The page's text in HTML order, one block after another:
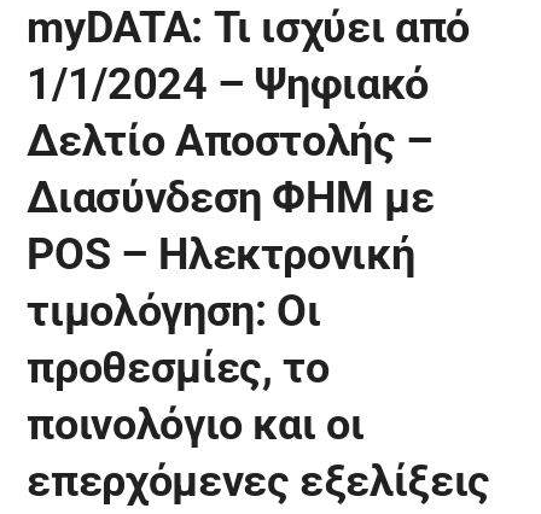
myDATA: Τι ισχύει από
1/1/2024 – Ψηφιακό
Δελτίο Αποστολής –
Διασύνδεση ΦΗΜ με
POS – Ηλεκτρονική
τιμολόγηση: Οι
προθεσμίες, το
ποινολόγιο και οι
επερχόμενες εξελίξεις